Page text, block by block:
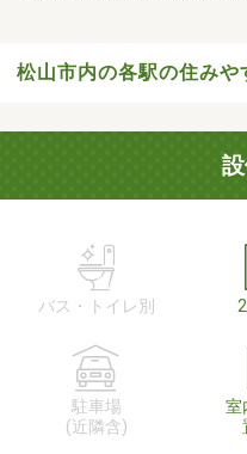
松山市内の各駅の住みや
バス・トイレ別
駐車場
(近隣含)
室